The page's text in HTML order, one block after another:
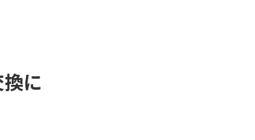
に